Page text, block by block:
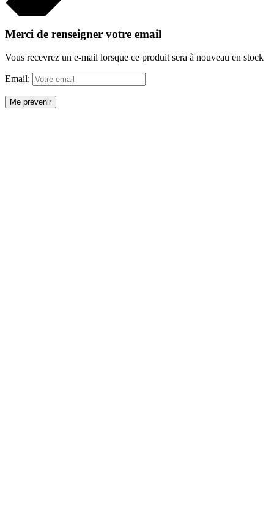
Merci de renseigner votre email
Vous recevrez un e-mail lorsque ce produit sera à nouveau en stock
Email:
Me prévenir